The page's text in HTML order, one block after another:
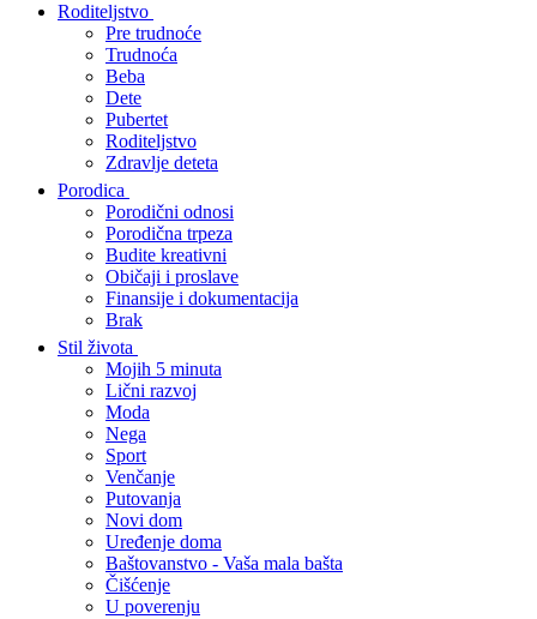
Roditeljstvo
Pre trudnoće
Trudnoća
Beba
Dete
Pubertet
Roditeljstvo
Zdravlje deteta
Porodica
Porodični odnosi
Porodična trpeza
Budite kreativni
Običaji i proslave
Finansije i dokumentacija
Brak
Stil života
Mojih 5 minuta
Lični razvoj
Moda
Nega
Sport
Venčanje
Putovanja
Novi dom
Uređenje doma
Baštovanstvo - Vaša mala bašta
Čišćenje
U poverenju